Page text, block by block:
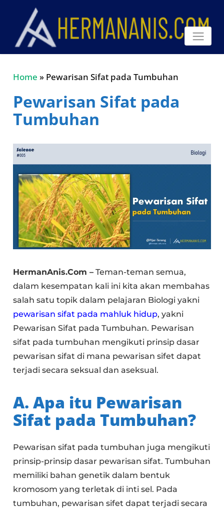
Home » Pewarisan Sifat pada Tumbuhan
Pewarisan Sifat pada
Tumbuhan
HermanAnis.Com – Teman-teman semua,
dalam kesempatan kali ini kita akan membahas
salah satu topik dalam pelajaran Biologi yakni
pewarisan sifat pada mahluk hidup, yakni
Pewarisan Sifat pada Tumbuhan. Pewarisan
sifat pada tumbuhan mengikuti prinsip dasar
pewarisan sifat di mana pewarisan sifet dapat
terjadi secara seksual dan aseksual.
A. Apa itu Pewarisan
Sifat pada Tumbuhan?
Pewarisan sifat pada tumbuhan juga mengikuti
prinsip-prinsip dasar pewarisan sifat. Tumbuhan
memiliki bahan genetik dalam bentuk
kromosom yang terletak di inti sel. Pada
tumbuhan, pewarisan sifet dapat terjadi secara